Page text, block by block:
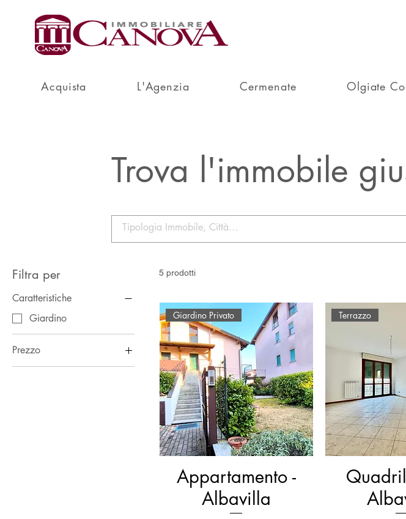
Acquista L'Agenzia Cermenate Olgiate
Trova l'immobile
Filtra per
Caratteristiche
Giardino
Prezzo
5 prodotti
Giardino Privato
Appartamento -
Albavilla
Terrazzo